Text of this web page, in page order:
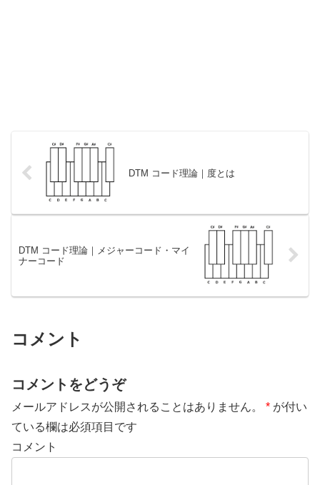
DTM コード理論｜度とは
DTM コード理論｜メジャーコード・マイ
ナーコード
コメント
コメントをどうぞ
メールアドレスが公開されることはありません。 * が付い
ている欄は必須項目です
コメント